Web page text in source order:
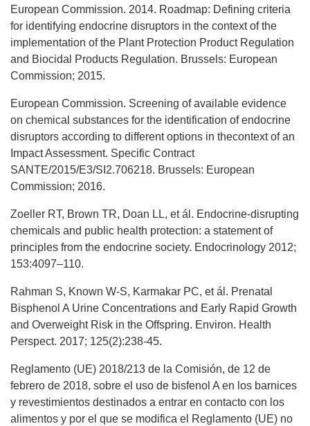
European Commission. 2014. Roadmap: Defining criteria
for identifying endocrine disruptors in the context of the
implementation of the Plant Protection Product Regulation
and Biocidal Products Regulation. Brussels: European
Commission; 2015.
European Commission. Screening of available evidence
on chemical substances for the identification of endocrine
disruptors according to different options in thecontext of an
Impact Assessment. Specific Contract
SANTE/2015/E3/SI2.706218. Brussels: European
Commission; 2016.
Zoeller RT, Brown TR, Doan LL, et ál. Endocrine-disrupting
chemicals and public health protection: a statement of
principles from the endocrine society. Endocrinology 2012;
153:4097–110.
Rahman S, Known W-S, Karmakar PC, et ál. Prenatal
Bisphenol A Urine Concentrations and Early Rapid Growth
and Overweight Risk in the Offspring. Environ. Health
Perspect. 2017; 125(2):238-45.
Reglamento (UE) 2018/213 de la Comisión, de 12 de
febrero de 2018, sobre el uso de bisfenol A en los barnices
y revestimientos destinados a entrar en contacto con los
alimentos y por el que se modifica el Reglamento (UE) no